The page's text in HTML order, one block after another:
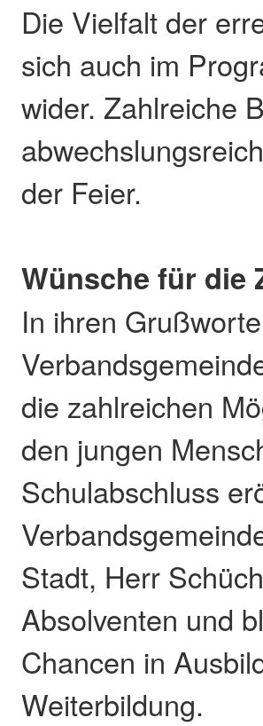
Die Vielfalt der
sich auch im
wider. Zahlreiche
der Feier.
Wünsche für die
In ihren
die zahlreichen
den jungen
Schulabschluss
Stadt, Herr
Absolventen und
Chancen in
Weiterbildung.